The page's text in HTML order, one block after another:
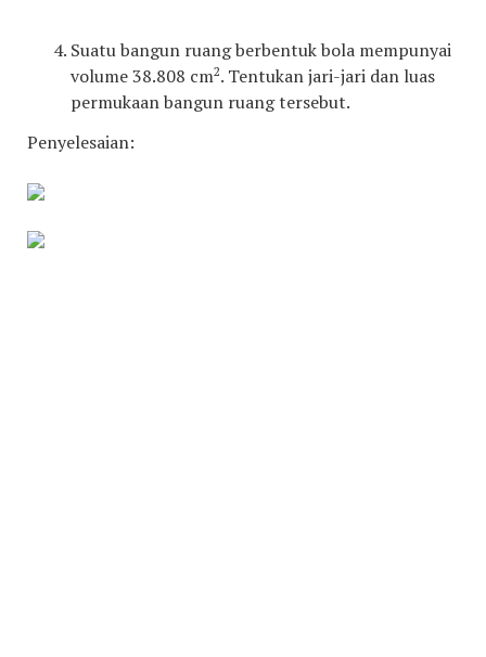
Suatu bangun ruang berbentuk bola mempunyai
volume 38.808 cm2. Tentukan jari-jari dan luas
permukaan bangun ruang tersebut.
Penyelesaian: